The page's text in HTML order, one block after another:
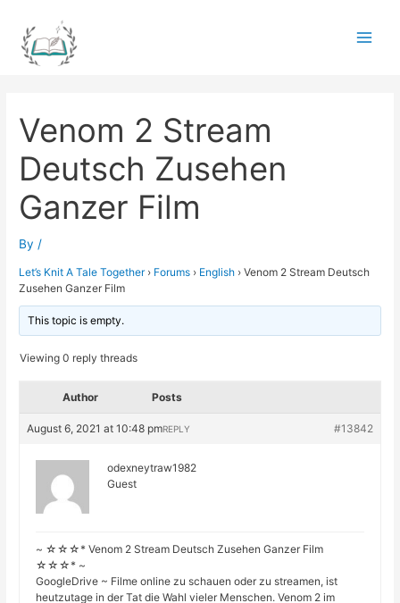
content
Venom 2 Stream
Deutsch Zusehen
Ganzer Film
By /
Let’s Knit A Tale Together › Forums › English › Venom 2 Stream Deutsch
Zusehen Ganzer Film
This topic is empty.
Viewing 0 reply threads
Author Posts
August 6, 2021 at 10:48 pm #13842
REPLY
odexneytraw1982
Guest
~ ☆☆☆* Venom 2 Stream Deutsch Zusehen Ganzer Film
☆☆☆* ~
GoogleDrive ~ Filme online zu schauen oder zu streamen, ist
heutzutage in der Tat die Wahl vieler Menschen. Venom 2 im